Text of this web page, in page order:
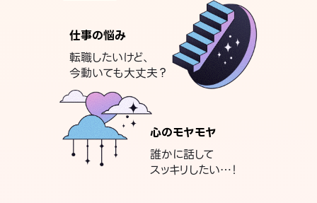
仕事の悩み
転職したいけど、
今動いても大丈夫？
心のモヤモヤ
誰かに話して
スッキリしたい…！